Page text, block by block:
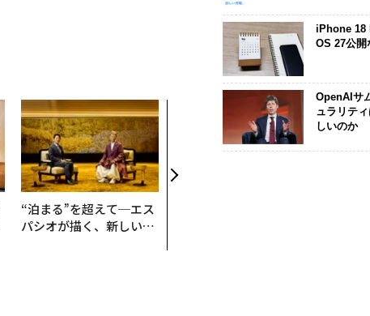
“泊まる”を超えて─エス
パシオが描く、新しい日
「コンディション」が成
果を左右する――「BAKUN
E」のTENTIALが支える
「挑戦者の明日」
パシフ
ンツ技
災害へ
え見
iPhone 18
OS 27公開
OpenAIサ
ュラリテ
しいのか